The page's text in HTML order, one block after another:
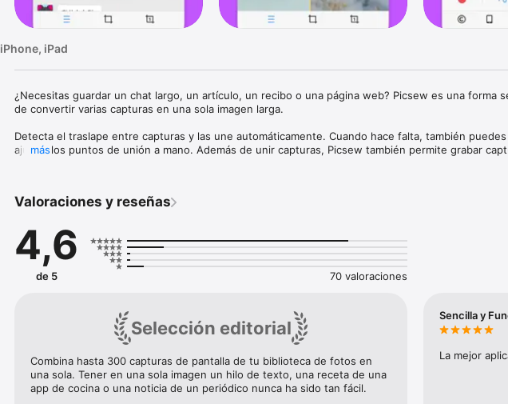
iPhone, iPad
¿Necesitas guardar un chat largo, un artículo, un recibo o una página web? Picsew es una forma
de convertir varias capturas en una sola imagen larga.
Detecta el traslape entre capturas y las une automáticamente. Cuando hace falta, también puedes
ajustar los puntos de unión a mano. Además de unir capturas, Picsew también permite grabar
Ideal para chats, notas, publicaciones, hilos de comentarios, recibos y todo lo que no cabe en una
• Unión automática con ajuste manual cuando hace falta
• Grabación de capturas largas
• Captura de páginas web completas
• Exportación como PDF, imágenes segmentadas o imágenes de alta resolución
• Procesa hasta 300 imágenes a la vez
• Widgets, extensión para compartir y compatibilidad con VoiceOver
más
Valoraciones y reseñas
4,6
de 5 70 valoraciones
Selección editorial
Combina hasta 300 capturas de pantalla de tu biblioteca de fotos en
una sola. Tener en una sola imagen un hilo de texto, una receta de una
app de cocina o una noticia de un periódico nunca ha sido tan fácil.
Sencilla y
La mejor